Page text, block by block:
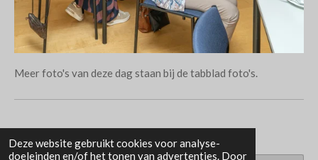
Deze website gebruikt cookies voor analyse-
doeleinden en/of het tonen van advertenties. Door
Meer foto's van deze dag staan bij de tabblad foto's.